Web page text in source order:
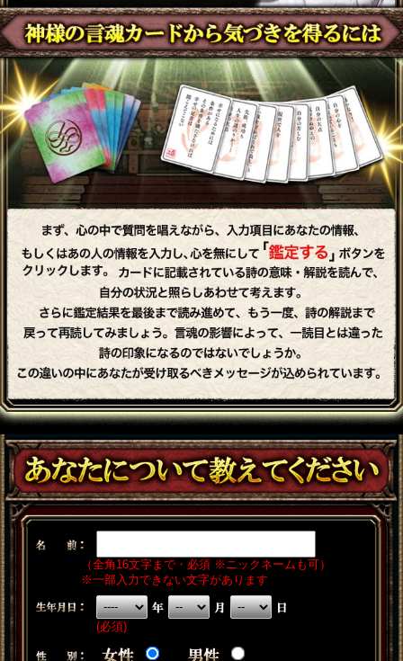
（全角16文字まで・必須 ※ニックネームも可）
※一部入力できない文字があります
(必須)